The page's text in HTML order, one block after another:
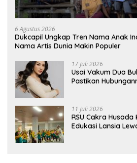
6 Agustus 2026
Dukcapil Ungkap Tren Nama Anak
Nama Artis Dunia Makin Populer
17 Juli 2026
Usai Vakum Dua
Pastikan
11 Juli 2026
RSU Cakra
Edukasi Lansia